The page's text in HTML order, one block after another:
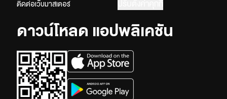
ติดต่อเว็บมาสเตอร์
ดาวน์โหลด แอปพลิเคชัน